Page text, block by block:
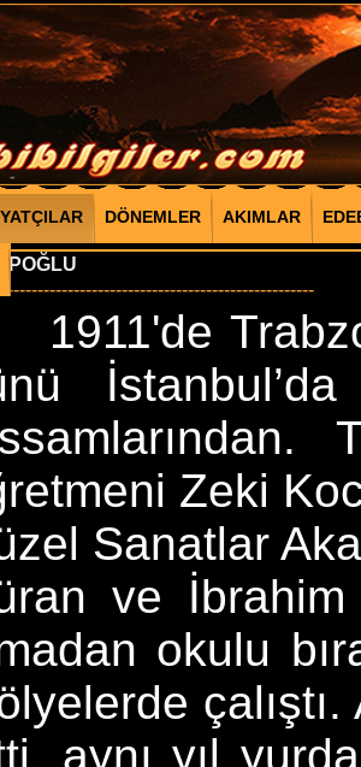
DÖNEMLER AKIMLAR
Zeki
Sanatlar
ve İbrahim
okulu
aynı yıl